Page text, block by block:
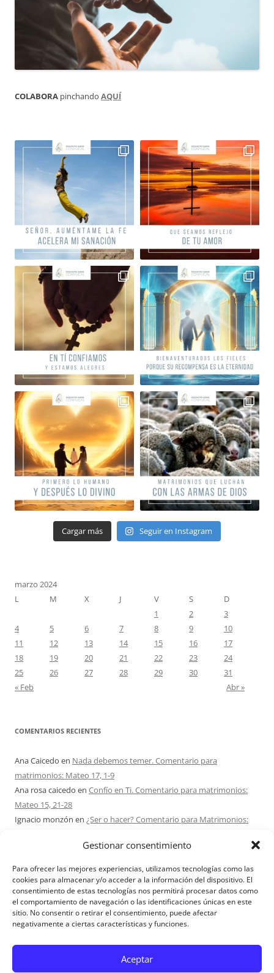
Gestionar consentimiento
Para ofrecer las mejores experiencias, utilizamos tecnologías como las
cookies para almacenar y/o acceder a la información del dispositivo. El
consentimiento de estas tecnologías nos permitirá procesar datos como
el comportamiento de navegación o las identificaciones únicas en este
sitio. No consentir o retirar el consentimiento, puede afectar
negativamente a ciertas características y funciones.
Aceptar
COLABORA pinchando AQUÍ
Cargar más Seguir en Instagram
marzo 2024
L
M X J V S
D
1
2
3
4
5 6 7 8 9
10
11
12 13 14 15 16
17
18
19 20 21 22 23
24
25
26 27 28 29 30
31
« Feb
Abr »
COMENTARIOS RECIENTES
Ana Caicedo en Nada debemos temer. Comentario para
matrimonios: Mateo 17, 1-9
Ana rosa caicedo en Confío en Ti. Comentario para matrimonios:
Mateo 15, 21-28
Ignacio monzón en ¿Ser o hacer? Comentario para Matrimonios:
Maria Asuncion Herrero Mendezen¿Ser o hacer? Comentario para
Matrimonios: Mateo 15, 1-2. 10-14
Sandra Karina SolomitaenRETIRO MATRIMONIOS BUENOS AIRES
7 – 9 AGOSTO 2026